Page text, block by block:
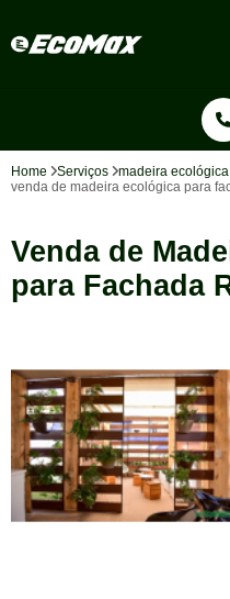
Home Serviços madeira ecológica
venda de madeira ecológica para
Venda de
para Fachada